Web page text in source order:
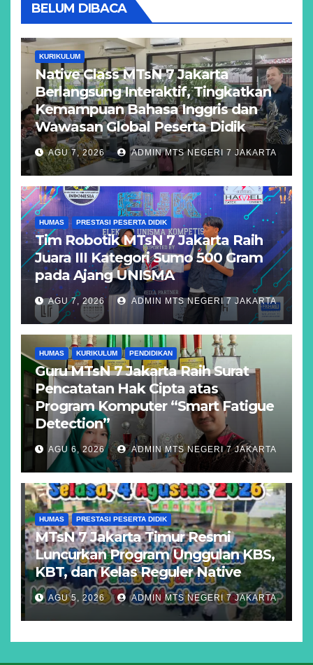
BELUM DIBACA
KURIKULUM
Native Class MTsN 7 Jakarta
Berlangsung Interaktif, Tingkatkan
Kemampuan Bahasa Inggris dan
Wawasan Global Peserta Didik
AGU 7, 2026 ADMIN MTS NEGERI 7 JAKARTA
HUMAS PRESTASI PESERTA DIDIK
Tim Robotik MTsN 7 Jakarta Raih
Juara III Kategori Sumo 500 Gram
pada Ajang UNISMA
AGU 7, 2026 ADMIN MTS NEGERI 7 JAKARTA
HUMAS KURIKULUM PENDIDIKAN
Guru MTsN 7 Jakarta Raih Surat
Pencatatan Hak Cipta atas
Program Komputer “Smart Fatigue
Detection”
AGU 6, 2026 ADMIN MTS NEGERI 7 JAKARTA
HUMAS PRESTASI PESERTA DIDIK
MTsN 7 Jakarta Timur Resmi
Luncurkan Program Unggulan KBS,
KBT, dan Kelas Reguler Native
AGU 5, 2026 ADMIN MTS NEGERI 7 JAKARTA